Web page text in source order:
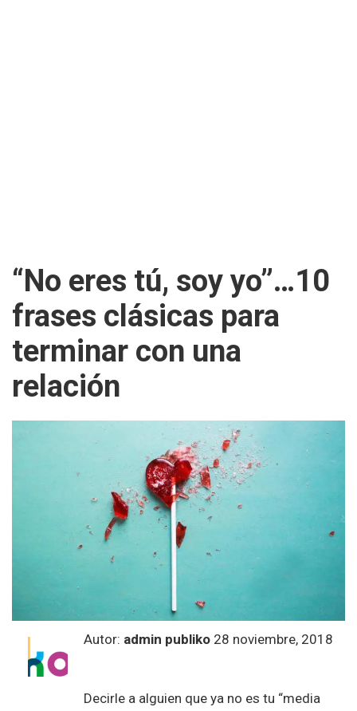
“No eres tú, soy yo”…10
frases clásicas para
terminar con una
relación
Autor: admin publiko 28 noviembre, 2018
Decirle a alguien que ya no es tu “media